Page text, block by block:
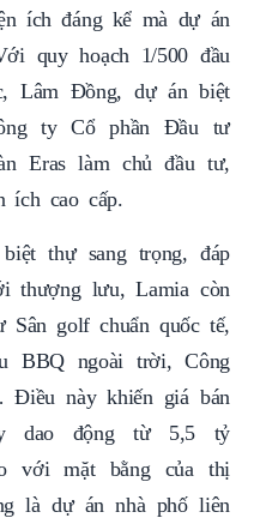
ích đáng kể mà dự án
quy hoạch 1/500 đầu
Lâm Đồng, dự án biệt
ty Cổ phần Đầu tư
Eras làm chủ đầu tư,
ích cao cấp.
thự sang trọng, đáp
thượng lưu, Lamia còn
Sân golf chuẩn quốc tế,
BBQ ngoài trời, Công
Điều này khiến giá bán
dao động từ 5,5 tỷ
với mặt bằng của thị
là dự án nhà phố liên